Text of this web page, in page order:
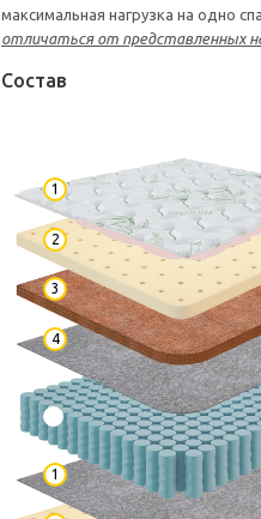
максимальная нагрузка на одно
отличаться от представленных
Состав
1
2
3
4
1